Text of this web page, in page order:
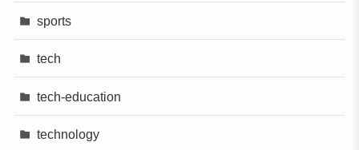
sports
tech
tech-education
technology